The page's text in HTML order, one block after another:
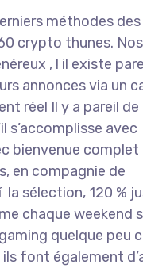
méthodes
crypto thunes.
, ! il existe
annonces via un
réel Il y a pareil
s’accomplisse avec
bienvenue complet
en compagnie de
sélection, 120 %
chaque weekend
quelque peu
font également